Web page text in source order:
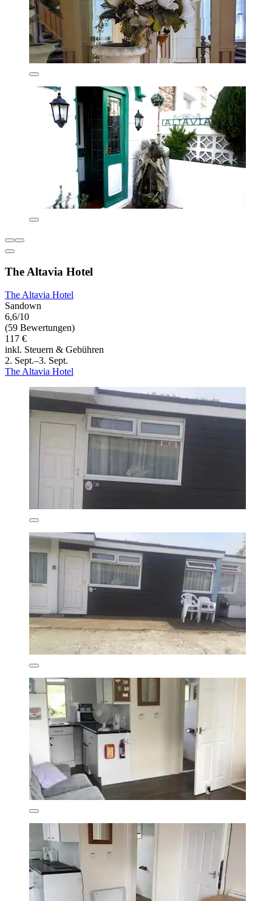
The Altavia Hotel
The Altavia Hotel
Sandown
6,6/10
(59 Bewertungen)
117 €
inkl. Steuern & Gebühren
2. Sept.–3. Sept.
The Altavia Hotel